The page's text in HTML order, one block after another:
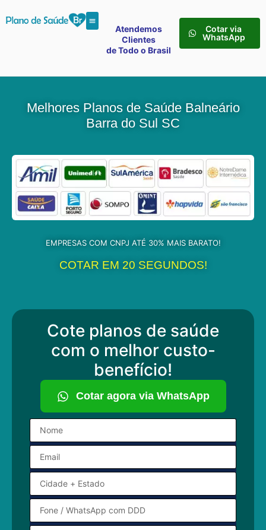
Atendemos
Clientes
de Todo o Brasil
Cotar via
WhatsApp
Melhores Planos de Saúde Balneário
Barra do Sul SC
EMPRESAS COM CNPJ ATÉ 30% MAIS BARATO!
COTAR EM 20 SEGUNDOS!
Cote planos de saúde
com o melhor custo-
benefício!
Cotar agora via WhatsApp